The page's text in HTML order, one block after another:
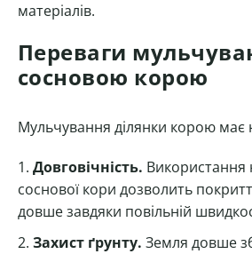
матеріалів.
Переваги
сосновою корою
Мульчування ділянки корою має
Довговічність. Використання
соснової кори дозволить
довше завдяки повільній
Захист ґрунту. Земля довше